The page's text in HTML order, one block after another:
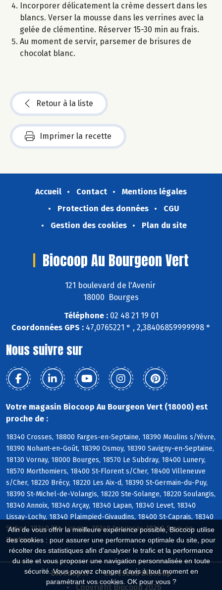
Afin de vous offrir la meilleure expérience possible, Biocoop utilise
des cookies : pour assurer une performance optimale du site, pour
récolter des statistiques afin d'analyser le trafic et la performance
du site et vous proposer une navigation personnalisée en toute
sécurité. Vous pouvez changer d'avis à tout moment en
paramétrant vos cookies. OK pour vous ?
Incorporer délicatement la crème dessert dans les
blancs. Verser la mousse dans les verrines avec la
gelée de clémentine. Réserver 15-30 min au frais.
Au moment de servir, parsemer de brisures de
chocolat blanc.
Retour à la liste
Imprimer la recette
Accueil Contact
Mentions légales
Protection des données
CGU
Gestion des cookies
Plan du site
Biocoop Au Bourgeon Vert
121 boulevard de l'Avenir
18000 Bourges
Téléphone :02 48 21 19 01
Coordonnées GPS : 47,0765221 ° , 2,38406859999998 °
Nous suivre sur
Votre magasin Biocoop Au Bourgeon Vert (18000) est
proche de :
18340 Crosses, 18800 Farges-en-Septaine, 18390 Moulins s/Yèvre,
18390 Nohant-en-Goût, 18390 Osmoy, 18390 Savigny-en-Septaine,
18130 Vornay, 18000 Bourges, 18570 Le Subdray, 18400 Lunery,
18570 Morthomiers, 18400 St-Florent s/Cher, 18400 Villeneuve
s/Cher, 18220 Brécy, 18220 Les Aix-d, 18390 St-Germain-du-Puy,
18390 St-Michel-de-Volangis, 18220 Ste-Solange, 18220 Soulangis,
18340 Annoix, 18340 Arçay, 18340 Lapan, 18340 Levet, 18340
Lissay-Lochy, 18340 Plaimpied-Givaudins, 18400 St-Caprais, 18340
St-Just, 18340 Ste-Lunaise, 18340 Senneçay, 18340 Soye-en-
Septaine
Biocoop.fr
Le réseau Biocoop
Copyright Biocoop 2026